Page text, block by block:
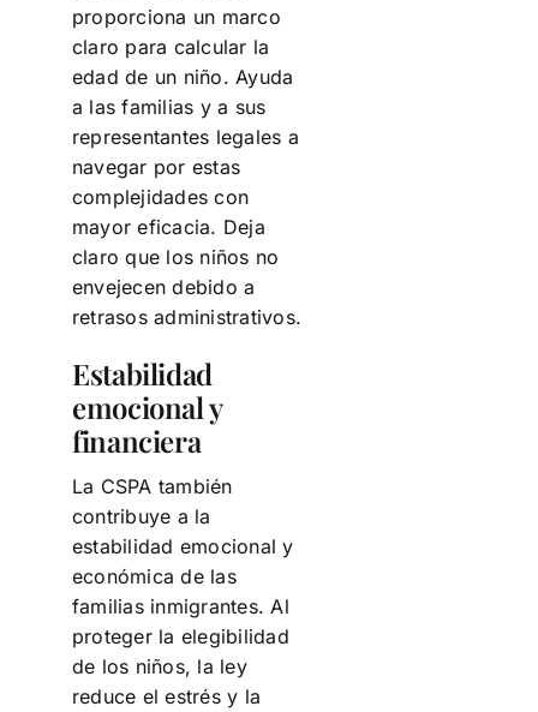
proporciona un marco
claro para calcular la
edad de un niño. Ayuda
a las familias y a sus
representantes legales a
navegar por estas
complejidades con
mayor eficacia. Deja
claro que los niños no
envejecen debido a
retrasos administrativos.
Estabilidad
emocional y
financiera
La CSPA también
contribuye a la
estabilidad emocional y
económica de las
familias inmigrantes. Al
proteger la elegibilidad
de los niños, la ley
reduce el estrés y la